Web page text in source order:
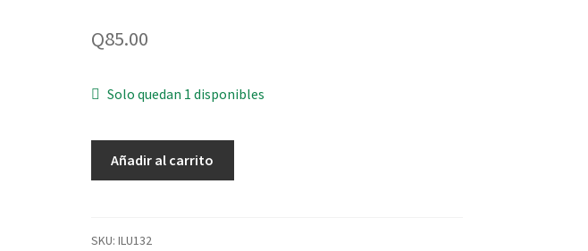
Q85.00
Solo quedan 1 disponibles
heat
Añadir al carrito
SKU: ILU132